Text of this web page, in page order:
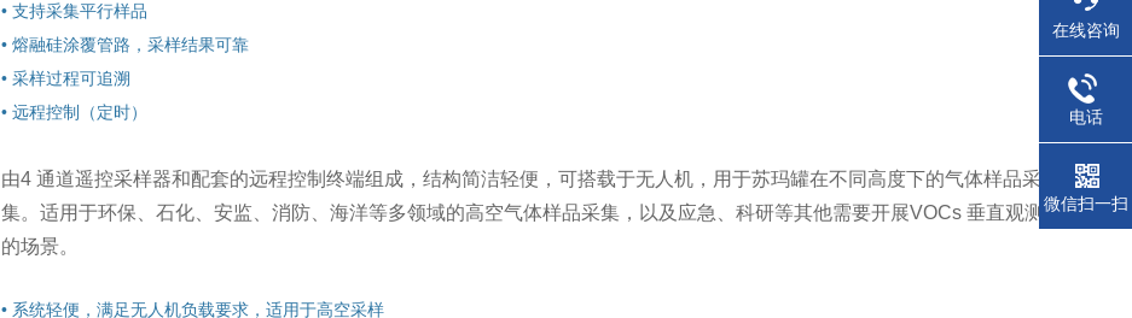
• 支持采集平行样品
• 熔融硅涂覆管路，采样结果可靠
• 采样过程可追溯
• 远程控制（定时）
由4 通道遥控采样器和配套的远程控制终端组成，结构简洁轻便，可搭载于无人机，用于苏玛罐在不同高度下的气体样品采
集。适用于环保、石化、安监、消防、海洋等多领域的高空气体样品采集，以及应急、科研等其他需要开展VOCs 垂直观测
的场景。
• 系统轻便，满足无人机负载要求，适用于高空采样
在线咨询
电话
微信扫一扫